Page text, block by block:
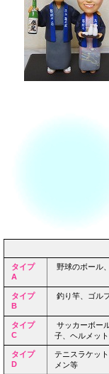
タイプ
A
野球のボール
タイプ
B
釣り竿、ゴル
タイプ
C
サッカーボー
子、ヘルメッ
タイプ
D
テニスラケッ
メン等